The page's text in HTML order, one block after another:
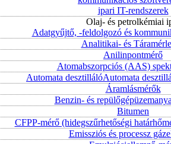
ipari IT-rendszerek
Olaj- és petrolkémiai
Adatgyűjtő, -feldolgozó és
Analitikai- és
Anilinpontmérő
Atomabszorpciós (AAS)
Automata desztillálóAutomata
Áramlásmérők
Benzin- és
Bitumen
CFPP-mérő (hidegszűrhetőségi
Emissziós és processz